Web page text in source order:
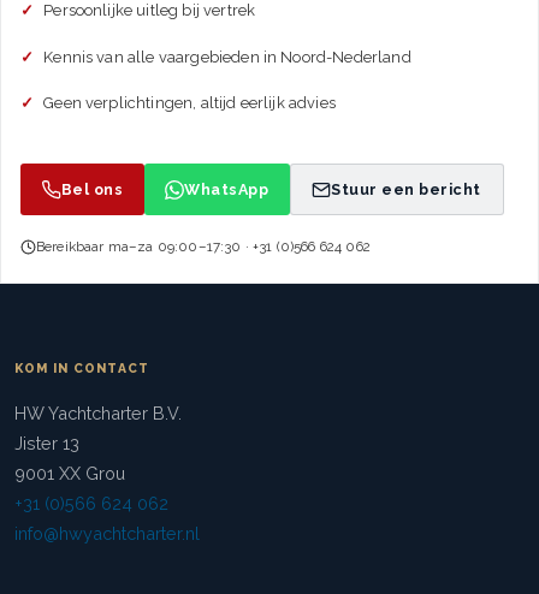
Persoonlijke uitleg bij vertrek
Kennis van alle vaargebieden in Noord-Nederland
Geen verplichtingen, altijd eerlijk advies
Bel ons WhatsApp Stuur een bericht
Bereikbaar ma–za 09:00–17:30 · +31 (0)566 624 062
KOM IN CONTACT
HW Yachtcharter B.V.
Jister 13
9001 XX Grou
+31 (0)566 624 062
info@hwyachtcharter.nl